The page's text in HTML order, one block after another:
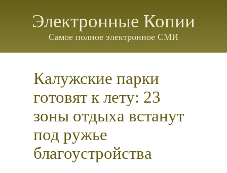
Электронные Копии
Самое полное электронное СМИ
Калужские парки
готовят к лету: 23
зоны отдыха встанут
под ружье
благоустройства